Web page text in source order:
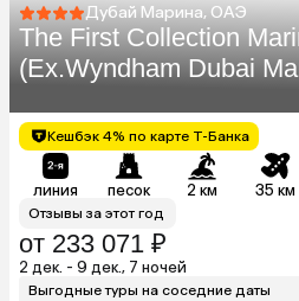
Дубай Марина, ОАЭ
The First Collection
(Ex.Wyndham Dubai
Кешбэк 4% по карте Т-Банка
линия песок 2 км 35 км
Отзывы за этот год
от 233 071 ₽
2 дек. - 9 дек., 7 ночей
Выгодные туры на соседние даты